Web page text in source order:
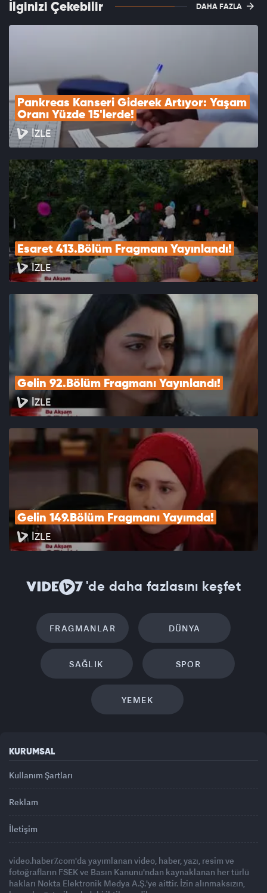
İlginizi Çekebilir DAHA FAZLA
Pankreas Kanseri Giderek Artıyor: Yaşam
Oranı Yüzde 15'lerde!
İZLE
Esaret 413.Bölüm Fragmanı Yayınlandı!
İZLE
Gelin 92.Bölüm Fragmanı Yayınlandı!
İZLE
Gelin 149.Bölüm Fragmanı Yayımda!
İZLE
'de daha fazlasını keşfet
FRAGMANLAR DÜNYA
SAĞLIK SPOR
YEMEK
KURUMSAL
Kullanım Şartları
Reklam
İletişim
video.haber7.com'da yayımlanan video, haber, yazı, resim ve
fotoğrafların FSEK ve Basın Kanunu'ndan kaynaklanan her türlü
hakları Nokta Elektronik Medya A.Ş.'ye aittir. İzin alınmaksızın,